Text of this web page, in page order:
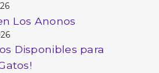
Los Anonos
Disponibles para